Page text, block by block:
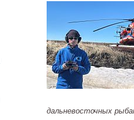
дальневосточных